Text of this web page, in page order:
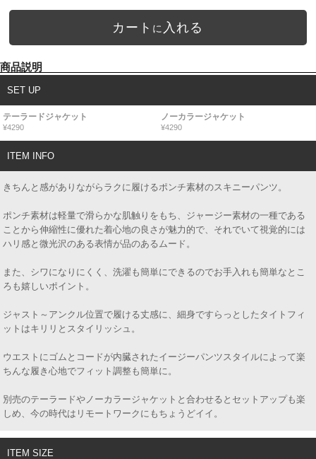
カート に 入れる
商品説明
SET UP
テーラードジャケット
¥4290
ノーカラージャケット
¥4290
ITEM INFO
きちんと感がありながらラクに履けるポンチ素材のスキニーパンツ。
ポンチ素材は軽量で滑らかな肌触りをもち、ジャージー素材の一種である
ことから伸縮性に優れた着心地の良さが魅力的で、それでいて視覚的には
ハリ感と微光沢のある表情が品のあるムード。
また、シワになりにくく、洗濯も簡単にできるのでお手入れも簡単なとこ
ろも嬉しいポイント。
ジャスト～アンクル位置で履ける丈感に、細身ですらっとしたタイトフィ
ットはキリリとスタイリッシュ。
ウエストにゴムとコードが内臓されたイージーパンツスタイルによって楽
ちんな履き心地でフィット調整も簡単に。
別売のテーラードやノーカラージャケットと合わせるとセットアップも楽
しめ、今の時代はリモートワークにもちょうどイイ。
ITEM SIZE